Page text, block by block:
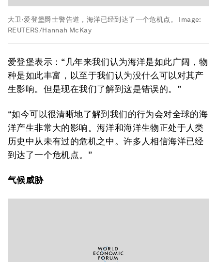
大卫·爱登堡爵士警告道，海洋已经到达了一个危机点。
Image:
REUTERS/Hannah McKay
爱登堡表示：“几年来我们认为海洋是如此广阔，物
种是如此丰富，以至于我们认为没什么可以对其产
生影响。但是现在我们了解到这是错误的。”
“如今可以很清晰地了解到我们的行为会对全球的海
洋产生非常大的影响。海洋和海洋生物正处于人类
历史中从未有过的危机之中。许多人相信海洋已经
到达了一个危机点。”
气候威胁